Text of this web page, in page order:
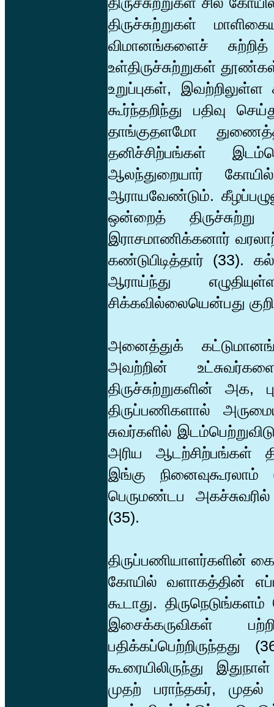
திருச்சுற்றுகள்
விமானங்களைச்
உள்திருச்சுற்றுகள்
உறுப்புகள்,
கூர்ந்தறிந்து பதிவு
தாங்குதளமோ
தனிச்சிற்பங்கள்
ஆலந்துறையார்
ஆராயவேண்டும்.
ஒன்றைத்
இராசமாணிக்கனார்
கண்டுபிடித்தார் (33).
ஆராய்ந்து
சிக்கவில்லையென்பது
அனைத்துக்
அவற்றின்
திருச்சுற்றுகளின்
திருப்பணிகளால்
சுவர்களில்
அரிய ஆடற்சிற்பங்கள்
இங்கு
பெருமண்டப
(35).
திருப்பணியாளர்களின்
கோயில் வளாகத்தின்
கூடாது.
இசைக்கருவிகள்
பதிக்கப்பெற்றிருந்தது
கூரையிலிருந்து
முதற் பராந்தகர்,